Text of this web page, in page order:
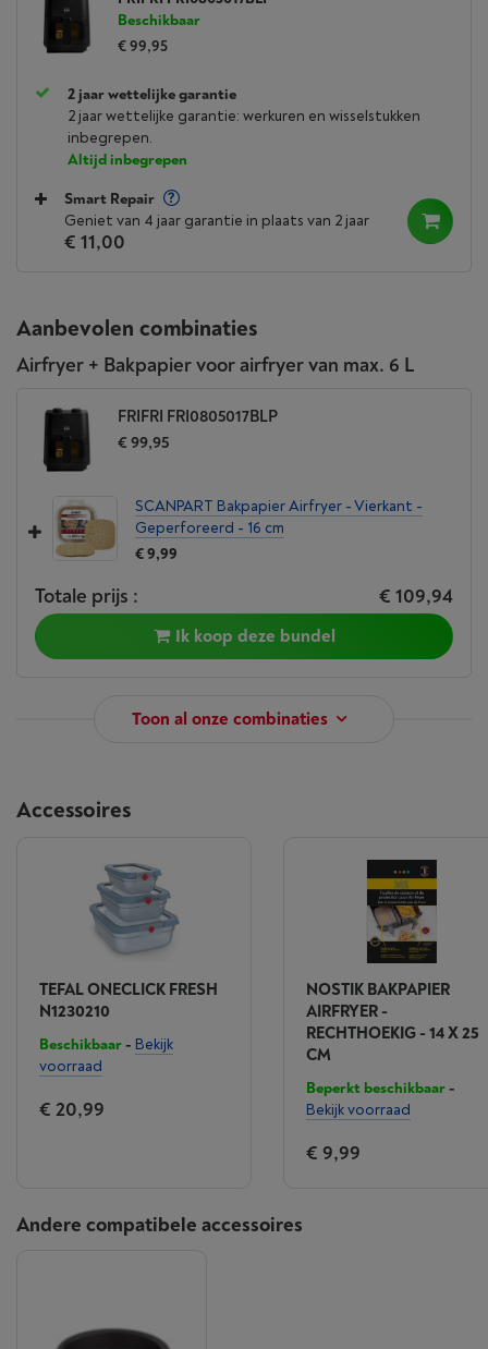
Beschikbaar
€ 99,95
2 jaar wettelijke garantie
2 jaar wettelijke garantie: werkuren en wisselstukken
inbegrepen.
Altijd inbegrepen
Smart Repair
Geniet van 4 jaar garantie in plaats van 2 jaar
€ 11,00
Aanbevolen combinaties
Airfryer + Bakpapier voor airfryer van max. 6 L
FRIFRI FRI0805017BLP
€ 99,95
SCANPART Bakpapier Airfryer - Vierkant -
Geperforeerd - 16 cm
€ 9,99
Totale prijs : € 109,94
Ik koop deze bundel
Toon al onze combinaties
Accessoires
TEFAL ONECLICK FRESH
N1230210
Beschikbaar- Bekijk
voorraad
€ 20,99
NOSTIK BAKPAPIER
AIRFRYER -
RECHTHOEKIG - 14 X 25
CM
Beperkt beschikbaar-
Bekijk voorraad
€ 9,99
Andere compatibele accessoires